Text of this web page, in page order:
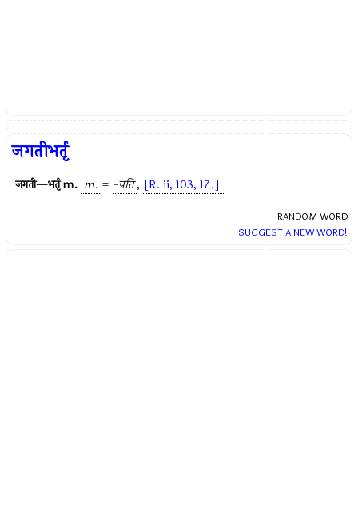
जगतीभर्तृ
जगती—भर्तृm. m. = -पति , [R. ii, 103, 17.]
RANDOM WORD
SUGGEST A NEW WORD!